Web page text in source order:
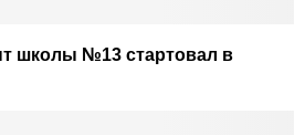
школы №13 стартовал в